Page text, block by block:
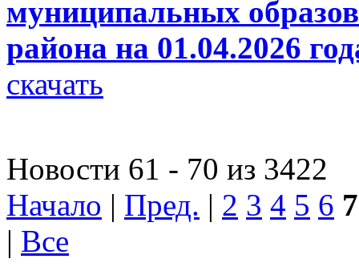
муниципальных
района на 01.04.2026
скачать
Новости 61 - 70 из 3422
Начало | Пред. | 2 3 4 5 6 7
| Все